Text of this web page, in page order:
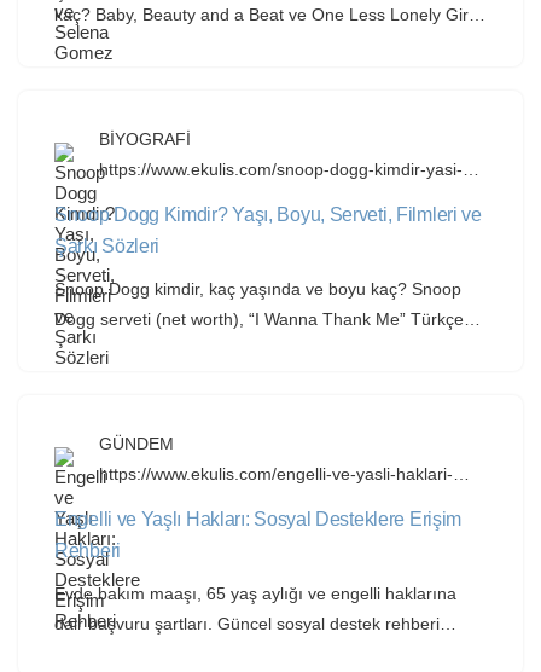
kaç? Baby, Beauty and a Beat ve One Less Lonely Girl
şarkı sözleri Türkçe anlamı ile Selena Gomez süreci
Bieber), 1 Mart 1994 tarihinde Kanada’da dünyaya
gelen dünyaca ünlü pop ve R&B […]
BİYOGRAFİ
https://www.ekulis.com/snoop-dogg-kimdir-yasi-
Snoop Dogg Kimdir? Yaşı, Boyu, Serveti, Filmleri ve
Şarkı Sözleri
Snoop Dogg kimdir, kaç yaşında ve boyu kaç? Snoop
Dogg serveti (net worth), “I Wanna Thank Me” Türkçe
sözleri, efsanevi dansı ve filmleri bu rehberde. Snoop
Ekim 1971 doğumlu Amerikalı rapçi, prodüktör, oyuncu
ve iş insanıdır. Dr. Dre tarafından keşfedilen […]
GÜNDEM
https://www.ekulis.com/engelli-ve-yasli-haklari-
Engelli ve Yaşlı Hakları: Sosyal Desteklere Erişim
Rehberi
Evde bakım maaşı, 65 yaş aylığı ve engelli haklarına
dair başvuru şartları. Güncel sosyal destek rehberi